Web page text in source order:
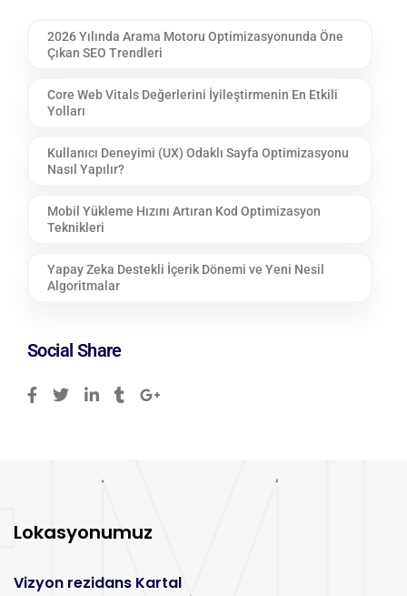
2026 Yılında Arama Motoru Optimizasyonunda Öne
Çıkan SEO Trendleri
Core Web Vitals Değerlerini İyileştirmenin En Etkili
Yolları
Kullanıcı Deneyimi (UX) Odaklı Sayfa Optimizasyonu
Nasıl Yapılır?
Mobil Yükleme Hızını Artıran Kod Optimizasyon
Teknikleri
Yapay Zeka Destekli İçerik Dönemi ve Yeni Nesil
Algoritmalar
Social Share
Lokasyonumuz
Vizyon rezidans Kartal